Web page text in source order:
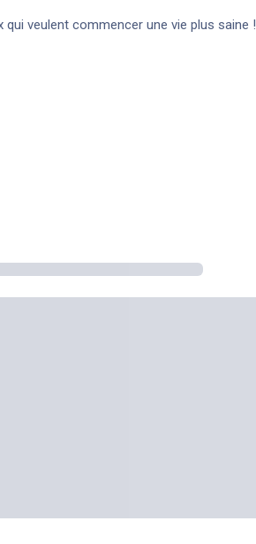
veulent commencer une vie plus saine !